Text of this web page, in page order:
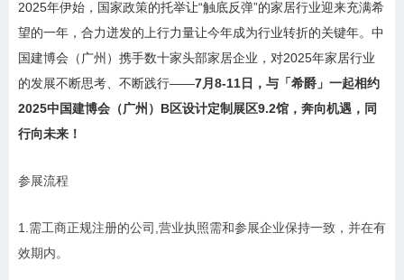
2025年伊始，国家政策的托举让“触底反弹”的家居行业迎来充满希
望的一年，合力迸发的上行力量让今年成为行业转折的关键年。中
国建博会（广州）携手数十家头部家居企业，对2025年家居行业
的发展不断思考、不断践行——7月8-11日，与「希爵」一起相约
2025中国建博会（广州）B区设计定制展区9.2馆，奔向机遇，同
行向未来！
参展流程
1.需工商正规注册的公司,营业执照需和参展企业保持一致，并在有
效期内。